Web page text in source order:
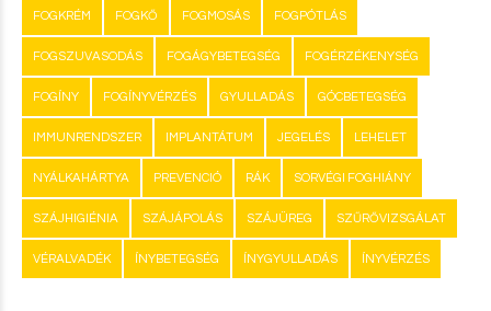
FOGKRÉM FOGKŐ FOGMOSÁS FOGPÓTLÁS
FOGSZUVASODÁS FOGÁGYBETEGSÉG FOGÉRZÉKENYSÉG
FOGÍNY FOGÍNYVÉRZÉS GYULLADÁS GÓCBETEGSÉG
IMMUNRENDSZER IMPLANTÁTUM JEGELÉS LEHELET
NYÁLKAHÁRTYA PREVENCIÓ RÁK SORVÉGI FOGHIÁNY
SZÁJHIGIÉNIA SZÁJÁPOLÁS SZÁJÜREG SZŰRŐVIZSGÁLAT
VÉRALVADÉK ÍNYBETEGSÉG ÍNYGYULLADÁS ÍNYVÉRZÉS